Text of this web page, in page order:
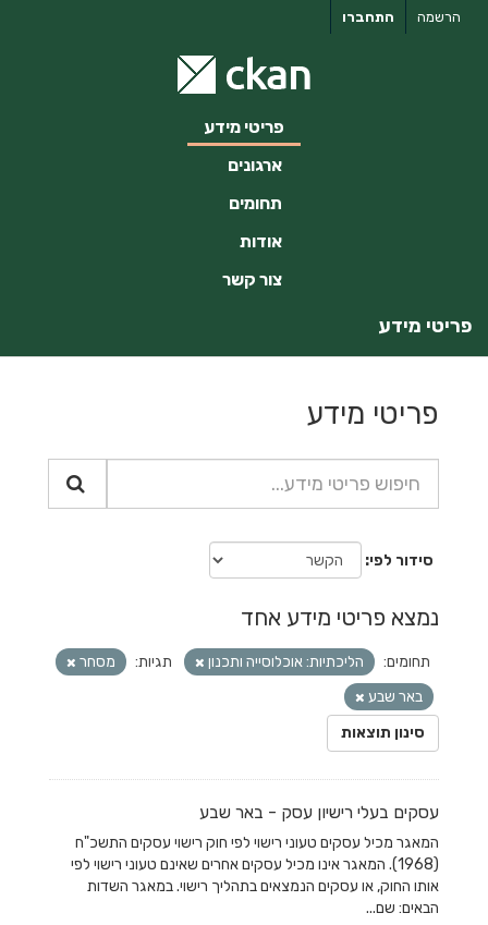
התחברו הרשמה
פריטי מידע
ארגונים
תחומים
אודות
צור קשר
פריטי מידע
פריטי מידע
סידור לפי
נמצא פריטי מידע אחד
תחומים: הליכתיות: אוכלוסייה ותכנון תגיות:
מסחר
באר שבע
סינון תוצאות
עסקים בעלי רישיון עסק - באר שבע
המאגר מכיל עסקים טעוני רישוי לפי חוק רישוי עסקים התשכ"ח
(1968). המאגר אינו מכיל עסקים אחרים שאינם טעוני רישוי לפי
אותו החוק, או עסקים הנמצאים בתהליך רישוי. במאגר השדות
הבאים: שם...